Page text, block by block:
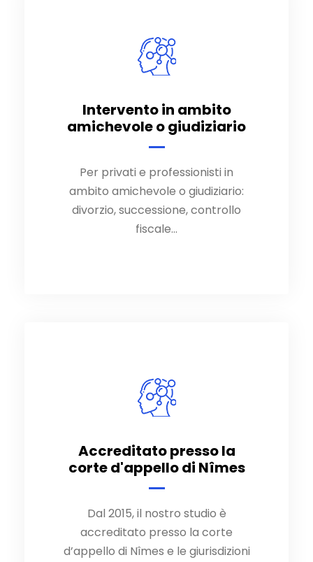
Intervento in ambito
amichevole o giudiziario
Per privati e professionisti in
ambito amichevole o giudiziario:
divorzio, successione, controllo
fiscale…
Intervento in ambito
amichevole o giudiziario
Per privati e professionisti in
ambito amichevole o giudiziario:
divorzio, successione, controllo
fiscale…
Accreditato presso la
corte d'appello di Nîmes
Dal 2015, il nostro studio è
accreditato presso la corte
d’appello di Nîmes e le giurisdizioni
Accreditato presso la
corte d'appello di Nîmes
Dal 2015, il nostro studio è
accreditato presso la corte
d’appello di Nîmes e le giurisdizioni